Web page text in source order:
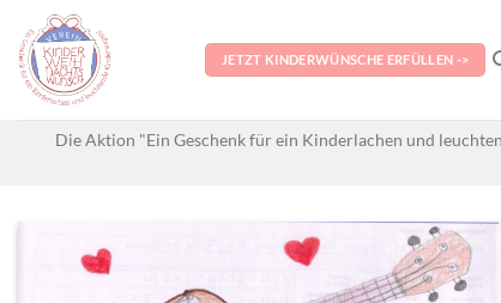
content
JETZT KINDERWÜNSCHE ERFÜLLEN ->
Die Aktion "Ein Geschenk für ein Kinderlachen und